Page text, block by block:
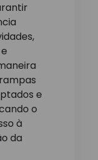
e
o
à
da